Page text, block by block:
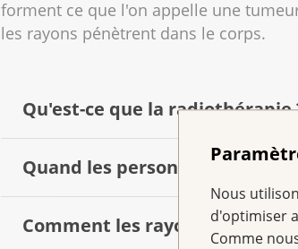
Nous
d'optimiser
Comme
forment ce que l'on appelle une
les rayons pénètrent dans le corps.
Qu'est-ce que la radiothérapie
La radiothérapie consiste à diriger des
cancéreuses pour les détruire. Les
destruction des cellules cancéreuses
Quand les personnes
Les spécialistes utilisent la
Comment les rayons